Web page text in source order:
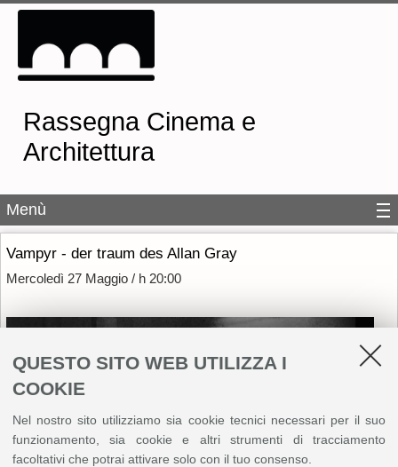
QUESTO SITO WEB UTILIZZA I
COOKIE
Nel nostro sito utilizziamo sia cookie tecnici necessari per il suo
funzionamento, sia cookie e altri strumenti di tracciamento
facoltativi che potrai attivare solo con il tuo consenso.
Rassegna Cinema e
Architettura
Menù
Vampyr - der traum des Allan Gray
Mercoledì 27 Maggio / h 20:00